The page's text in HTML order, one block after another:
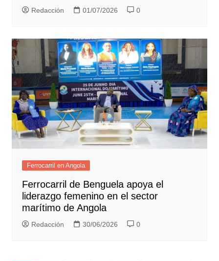
Redacción 01/07/2026 0
Ferrocarril en Angola
Ferrocarril de Benguela apoya el
liderazgo femenino en el sector
marítimo de Angola
Redacción 30/06/2026 0